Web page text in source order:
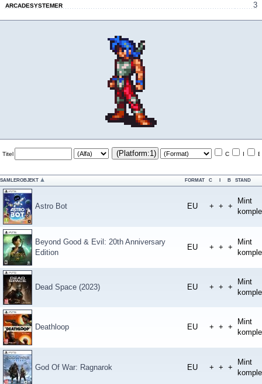
ARCADESYSTEMER 3
Titel (Platform:1) C I B
SAMLEROBJEKT FORMAT C B STAND
Astro Bot EU + + +
Mint
Beyond Good & Evil: 20th Anniversary
Edition
EU + + +
Mint
Dead Space (2023) EU + + +
Mint
Deathloop EU + + +
Mint
God Of War: Ragnarok EU + + +
Mint